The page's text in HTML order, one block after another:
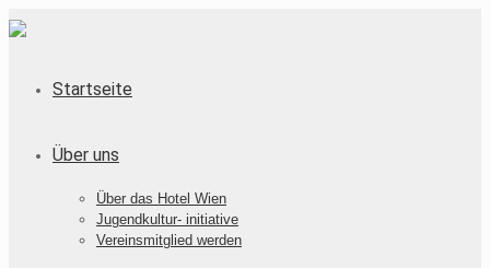
Startseite
Über uns
Über das Hotel Wien
Jugendkultur- initiative
Vereinsmitglied werden